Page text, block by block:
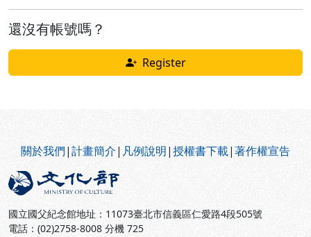
還沒有帳號嗎？
Register
關於我們|計畫簡介| 凡例說明|授權書下載|著作權宣告
國立國父紀念館地址：11073臺北市信義區仁愛路4段505號
電話：(02)2758-8008 分機 725